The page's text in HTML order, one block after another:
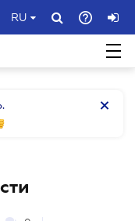
RU